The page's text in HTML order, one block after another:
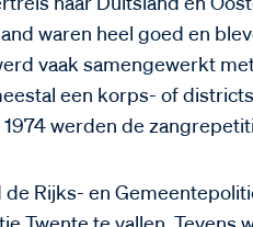
naar Duitsland en
waren heel goed en
vaak samengewerkt
een korps- of
1974 werden de
de Rijks- en